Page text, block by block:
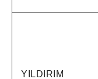
YILDIRIM